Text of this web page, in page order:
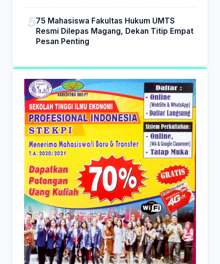
75 Mahasiswa Fakultas Hukum UMTS
Resmi Dilepas Magang, Dekan Titip Empat
Pesan Penting